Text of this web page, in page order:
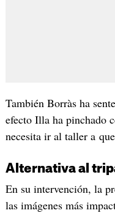
También Borràs ha
efecto Illa ha pinchado
necesita ir al taller a
Alternativa al
En su intervención, la
las imágenes más